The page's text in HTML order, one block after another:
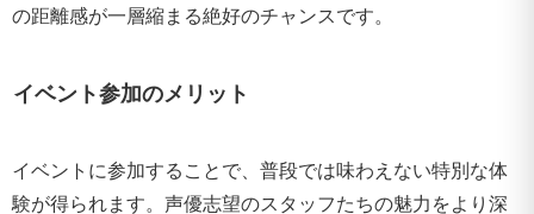
の距離感が一層縮まる絶好のチャンスです。
イベント参加のメリット
イベントに参加することで、普段では味わえない特別な体
験が得られます。声優志望のスタッフたちの魅力をより深